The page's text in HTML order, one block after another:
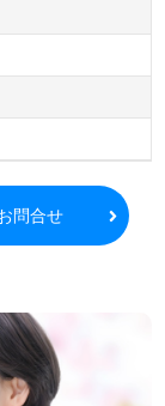
高い患者様
かしながら、
での経験が
のチーム医
のスキルをお
僚への感謝
」に寄り添う
望エリアでの
的な検討も
リアを新た
ンスです。
。
問合せ